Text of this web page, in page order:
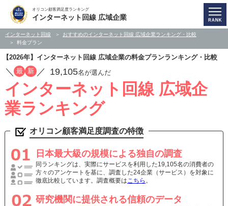
オリコン顧客満足度ランキング
インターネット回線 広域企業
インターネット回線
おすすめのインターネット回線 広域企業ランキング・比較
料金プラン
【2026年】インターネット回線 広域企業の料金プランランキング・比較
／ 最 新 ／ 19,105名が選んだ
インターネット回線 広域企
業ランキング
オリコン顧客満足度調査の特徴
日本最大級の規模による独自の調査
同ランキングは、実際にサービスを利用した19,105名の消費者の
方々のアンケートを基に、調査した24企業（サービス）を対象に
徹底比較しています。調査概要はこちら 。
研究機関に提供される信頼のデータ